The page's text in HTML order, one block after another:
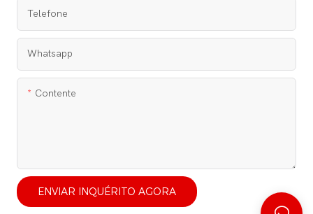
Telefone
Whatsapp
Contente
ENVIAR INQUÉRITO AGORA